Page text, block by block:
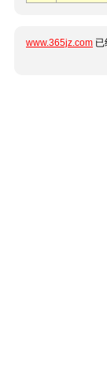
www.365jz.com